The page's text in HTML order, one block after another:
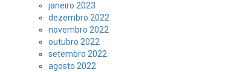
janeiro 2023
dezembro 2022
novembro 2022
outubro 2022
setembro 2022
agosto 2022